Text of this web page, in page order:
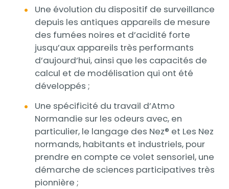
Une évolution du dispositif de surveillance
depuis les antiques appareils de mesure
des fumées noires et d’acidité forte
jusqu’aux appareils très performants
d’aujourd’hui, ainsi que les capacités de
calcul et de modélisation qui ont été
développés ;
Une spécificité du travail d’Atmo
Normandie sur les odeurs avec, en
particulier, le langage des Nez® et Les Nez
normands, habitants et industriels, pour
prendre en compte ce volet sensoriel, une
démarche de sciences participatives très
pionnière ;